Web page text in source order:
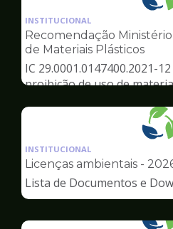
INSTITUCIONAL
Recomendação
de Materiais Plásticos
IC 29.0001.0147400.2021-
proibição de uso de
INSTITUCIONAL
Licenças ambientais -
Lista de Documentos e